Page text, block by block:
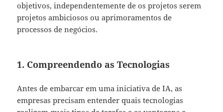
objetivos, independentemente de os projetos serem
projetos ambiciosos ou aprimoramentos de
processos de negócios.
1. Compreendendo as Tecnologias
Antes de embarcar em uma iniciativa de IA, as
empresas precisam entender quais tecnologias